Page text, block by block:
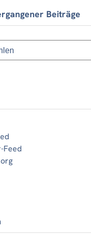
Beiträge
Feed